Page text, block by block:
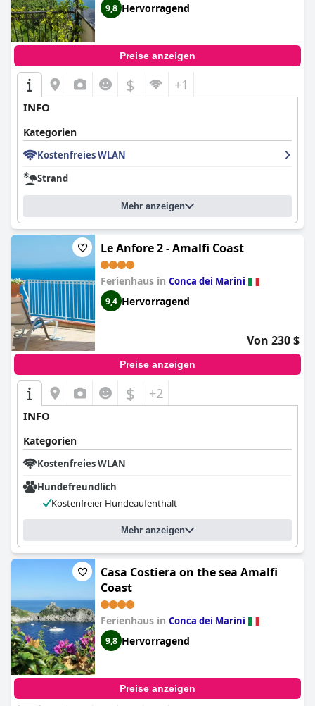
9,8 Hervorragend
Preise anzeigen
$ +1
INFO
Kategorien
Kostenfreies WLAN
Strand
Mehr anzeigen
Le Anfore 2 - Amalfi Coast
Ferienhaus in Conca dei Marini
9,4 Hervorragend
Von 230 $
Preise anzeigen
$ +2
INFO
Kategorien
Kostenfreies WLAN
Hundefreundlich
Kostenfreier Hundeaufenthalt
Mehr anzeigen
Casa Costiera on the sea Amalfi
Coast
Ferienhaus in Conca dei Marini
9,8 Hervorragend
Preise anzeigen